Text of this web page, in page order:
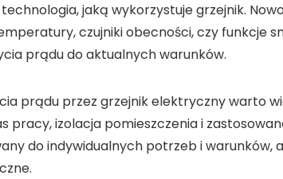
technologia, jaką wykorzystuje grzejnik.
czujniki obecności, czy funkcje
prądu do aktualnych warunków.
prądu przez grzejnik elektryczny warto
pracy, izolacja pomieszczenia i
do indywidualnych potrzeb i warunków,